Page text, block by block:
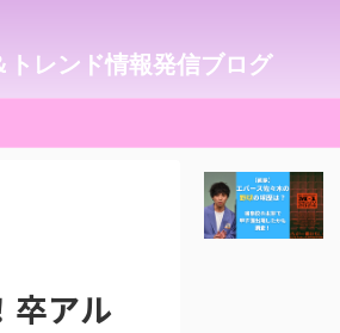
レンド情報発信ブログ
卒アル